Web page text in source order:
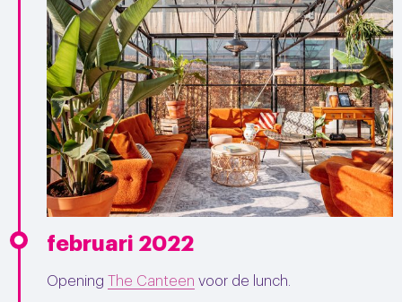
februari 2022
Opening The Canteen voor de lunch.